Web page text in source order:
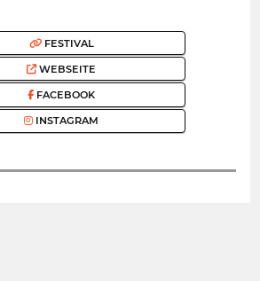
FESTIVAL
WEBSEITE
FACEBOOK
INSTAGRAM